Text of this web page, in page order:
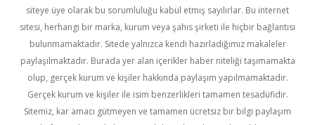
siteye üye olarak bu sorumluluğu kabul etmiş sayılırlar. Bu internet
sitesi, herhangi bir marka, kurum veya şahıs şirketi ile hiçbir bağlantısı
bulunmamaktadır. Sitede yalnızca kendi hazırladığımız makaleler
paylaşılmaktadır. Burada yer alan içerikler haber niteliği taşımamakta
olup, gerçek kurum ve kişiler hakkında paylaşım yapılmamaktadır.
Gerçek kurum ve kişiler ile isim benzerlikleri tamamen tesadüfidir.
Sitemiz, kar amacı gütmeyen ve tamamen ücretsiz bir bilgi paylaşım